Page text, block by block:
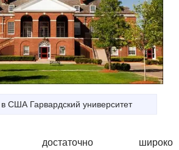
США Гарвардский университет
достаточно широко